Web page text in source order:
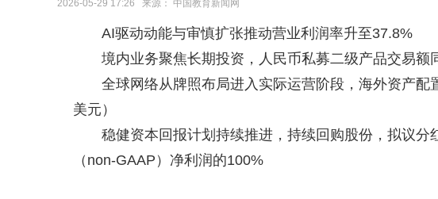
2026-05-29 17:26 来源： 中国教育新闻网
AI驱动动能与审慎扩张推动营业利润率升至37.8%
境内业务聚焦长期投资，人民币私募二级产品交易额
全球网络从牌照布局进入实际运营阶段，海外资产
美元）
稳健资本回报计划持续推进，持续回购股份，拟议分
（non-GAAP）净利润的100%